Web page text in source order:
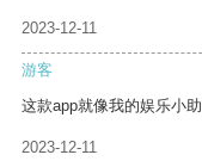
2023-12-11
游客
这款app就像我的娱乐小
2023-12-11